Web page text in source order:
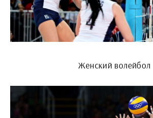
Женский волейбол